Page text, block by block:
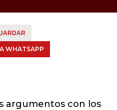
WHATSAPP
argumentos con los